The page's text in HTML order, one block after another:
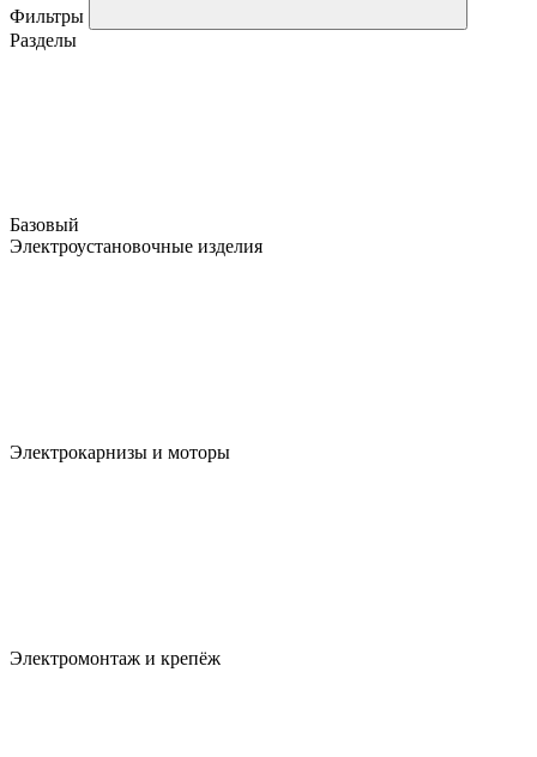
Фильтры
Разделы
Базовый
Электроустановочные изделия
Электрокарнизы и моторы
Электромонтаж и крепёж